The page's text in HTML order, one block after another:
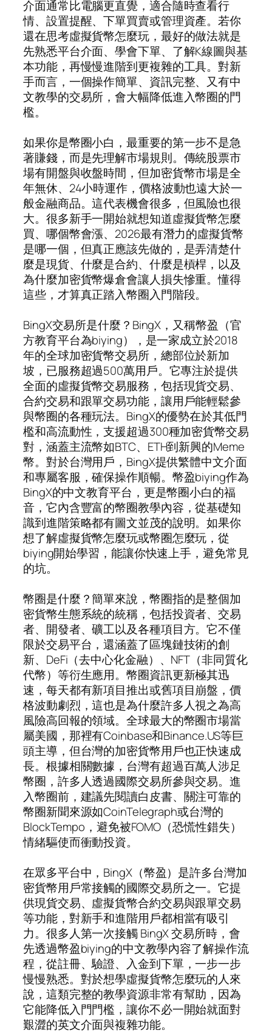
介面通常比電腦更直覺，適合隨時查看行
情、設置提醒、下單買賣或管理資產。若你
還在思考虛擬貨幣怎麼玩，最好的做法就是
先熟悉平台介面、學會下單、了解K線圖與基
本功能，再慢慢進階到更複雜的工具。對新
手而言，一個操作簡單、資訊完整、又有中
文教學的交易所，會大幅降低進入幣圈的門
檻。
如果你是幣圈小白，最重要的第一步不是急
著賺錢，而是先理解市場規則。傳統股票市
場有開盤與收盤時間，但加密貨幣市場是全
年無休、24小時運作，價格波動也遠大於一
般金融商品。這代表機會很多，但風險也很
大。很多新手一開始就想知道虛擬貨幣怎麼
買、哪個幣會漲、2026最有潛力的虛擬貨幣
是哪一個，但真正應該先做的，是弄清楚什
麼是現貨、什麼是合約、什麼是槓桿，以及
為什麼加密貨幣爆倉會讓人損失慘重。懂得
這些，才算真正踏入幣圈入門階段。
BingX交易所是什麼？BingX，又稱幣盈（官
方教育平台為biying），是一家成立於2018
年的全球加密貨幣交易所，總部位於新加
坡，已服務超過500萬用戶。它專注於提供
全面的虛擬貨幣交易服務，包括現貨交易、
合約交易和跟單交易功能，讓用戶能輕鬆參
與幣圈的各種玩法。BingX的優勢在於其低門
檻和高流動性，支援超過300種加密貨幣交易
對，涵蓋主流幣如BTC、ETH到新興的Meme
幣。對於台灣用戶，BingX提供繁體中文介面
和專屬客服，確保操作順暢。幣盈biying作為
BingX的中文教育平台，更是幣圈小白的福
音，它內含豐富的幣圈教學內容，從基礎知
識到進階策略都有圖文並茂的說明。如果你
想了解虛擬貨幣怎麼玩或幣圈怎麼玩，從
biying開始學習，能讓你快速上手，避免常見
的坑。
幣圈是什麼？簡單來說，幣圈指的是整個加
密貨幣生態系統的統稱，包括投資者、交易
者、開發者、礦工以及各種項目方。它不僅
限於交易平台，還涵蓋了區塊鏈技術的創
新、DeFi（去中心化金融）、NFT（非同質化
代幣）等衍生應用。幣圈資訊更新極其迅
速，每天都有新項目推出或舊項目崩盤，價
格波動劇烈，這也是為什麼許多人視之為高
風險高回報的領域。全球最大的幣圈市場當
屬美國，那裡有Coinbase和Binance.US等巨
頭主導，但台灣的加密貨幣用戶也正快速成
長。根據相關數據，台灣有超過百萬人涉足
幣圈，許多人透過國際交易所參與交易。進
入幣圈前，建議先閱讀白皮書、關注可靠的
幣圈新聞來源如CoinTelegraph或台灣的
BlockTempo，避免被FOMO（恐慌性錯失）
情緒驅使而衝動投資。
在眾多平台中，BingX（幣盈）是許多台灣加
密貨幣用戶常接觸的國際交易所之一。它提
供現貨交易、虛擬貨幣合約交易與跟單交易
等功能，對新手和進階用戶都相當有吸引
力。很多人第一次接觸 BingX 交易所時，會
先透過幣盈biying的中文教學內容了解操作流
程，從註冊、驗證、入金到下單，一步一步
慢慢熟悉。對於想學虛擬貨幣怎麼玩的人來
說，這類完整的教學資源非常有幫助，因為
它能降低入門門檻，讓你不必一開始就面對
艱澀的英文介面與複雜功能。